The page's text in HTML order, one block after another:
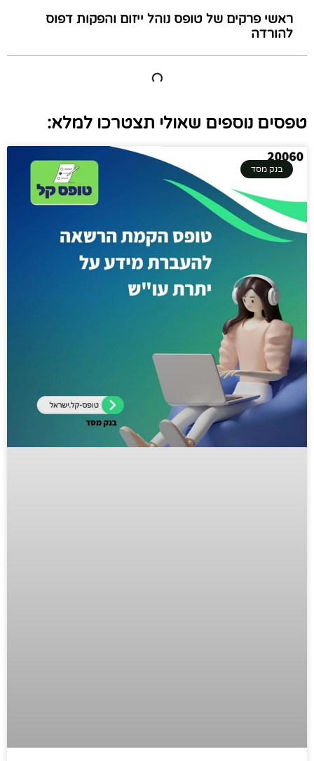
ראשי פרקים של טופס נוהל ייזום והפקות דפוס
להורדה
טפסים נוספים שאולי תצטרכו למלא:
בנק מסד